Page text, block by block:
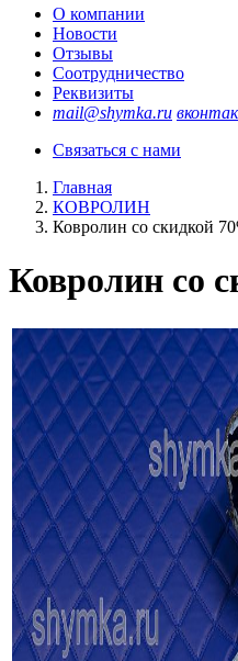
О компании
Новости
Отзывы
Соотрудничество
Реквизиты
mail@shymka.ru
Связаться с нами
Главная
КОВРОЛИН
Ковролин со скидкой
Ковролин со